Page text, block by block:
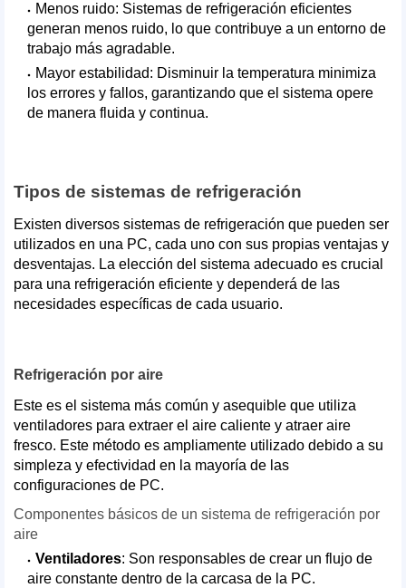
Menos ruido: Sistemas de refrigeración eficientes
generan menos ruido, lo que contribuye a un entorno de
trabajo más agradable.
Mayor estabilidad: Disminuir la temperatura minimiza
los errores y fallos, garantizando que el sistema opere
de manera fluida y continua.
Tipos de sistemas de refrigeración
Existen diversos sistemas de refrigeración que pueden ser
utilizados en una PC, cada uno con sus propias ventajas y
desventajas. La elección del sistema adecuado es crucial
para una refrigeración eficiente y dependerá de las
necesidades específicas de cada usuario.
Refrigeración por aire
Este es el sistema más común y asequible que utiliza
ventiladores para extraer el aire caliente y atraer aire
fresco. Este método es ampliamente utilizado debido a su
simpleza y efectividad en la mayoría de las
configuraciones de PC.
Componentes básicos de un sistema de refrigeración por
aire
Ventiladores: Son responsables de crear un flujo de
aire constante dentro de la carcasa de la PC.